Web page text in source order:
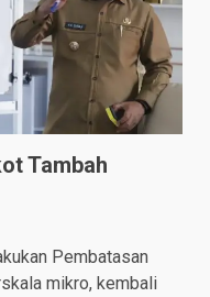
Tambah
Pembatasan
mikro, kembali